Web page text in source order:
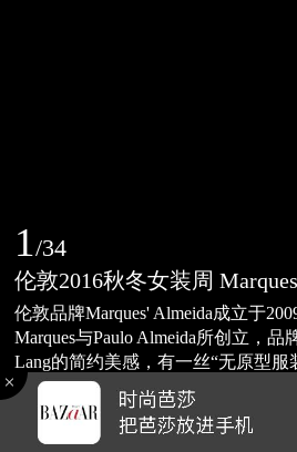
1/34
伦敦2016秋冬女装周
伦敦品牌Marques' Almeida成立于
Marques与Paulo Almeida所创立，
Lang的简约美感，有一丝“无原型服
Almeida 2016秋冬系列中，超大号
的褶皱短裙，造型夸张的宽领羽绒
趣。